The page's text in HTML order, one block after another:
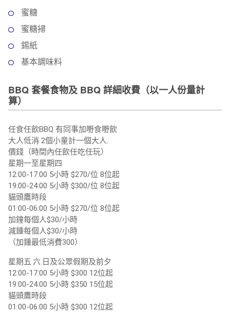
蜜糖
蜜糖掃
錫紙
基本調味料
BBQ 套餐食物及 BBQ 詳細收費（以一人份量計
算）
任食任飲BBQ 有同事加嘢食嘢飲
大人低消 2個小童計一個大人.
價錢（時間內任飲任吃任玩）
星期一至星期四
12:00-17:00 5小時 $270/位 8位起
19:00-24:00 5小時 $300/位 8位起
貓頭鷹時段
01:00-06:00 5小時 $270/位 8位起
加鐘每個人$30/小時
減鍾每個人$30/小時
（加鍾最低消費300）
星期五.六.日及公眾假期及前夕
12:00-17:00 5小時 $300 12位起
19:00-24:00 5小時 $350 15位起
貓頭鷹時段
01:00-06:00 5小時 $300 12位起